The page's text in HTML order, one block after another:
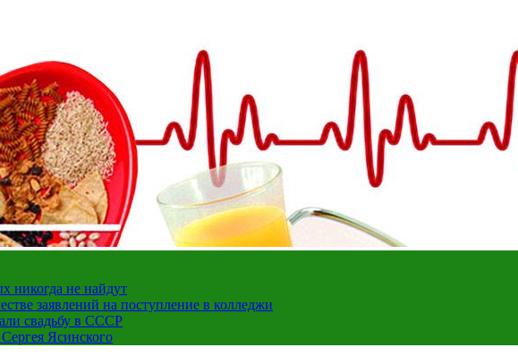
никогда не найдут
заявлений на поступление в колледжи
свадьбу в СССР
Ясинского